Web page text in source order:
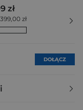
zł
zł
DOŁĄCZ